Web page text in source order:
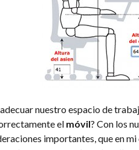
nuestro espacio de
el móvil? Con los
importantes, que en